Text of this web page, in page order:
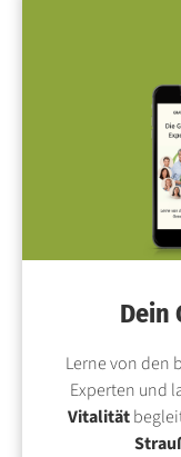
Dein
Lerne von den
Experten und
Vitalität